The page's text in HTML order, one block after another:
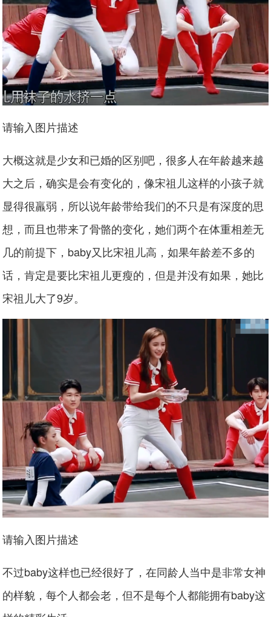
请输入图片描述
大概这就是少女和已婚的区别吧，很多人在年龄越来越
大之后，确实是会有变化的，像宋祖儿这样的小孩子就
显得很羸弱，所以说年龄带给我们的不只是有深度的思
想，而且也带来了骨骼的变化，她们两个在体重相差无
几的前提下，baby又比宋祖儿高，如果年龄差不多的
话，肯定是要比宋祖儿更瘦的，但是并没有如果，她比
宋祖儿大了9岁。
请输入图片描述
不过baby这样也已经很好了，在同龄人当中是非常女神
的样貌，每个人都会老，但不是每个人都能拥有baby这